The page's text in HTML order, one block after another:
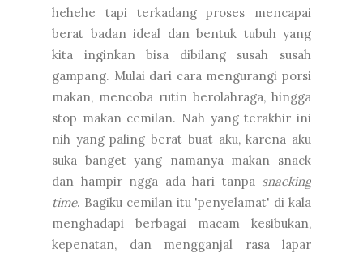
hehehe tapi terkadang proses mencapai
berat badan ideal dan bentuk tubuh yang
kita inginkan bisa dibilang susah susah
gampang. Mulai dari cara mengurangi porsi
makan, mencoba rutin berolahraga, hingga
stop makan cemilan. Nah yang terakhir ini
nih yang paling berat buat aku, karena aku
suka banget yang namanya makan snack
dan hampir ngga ada hari tanpa snacking
time. Bagiku cemilan itu 'penyelamat' di kala
menghadapi berbagai macam kesibukan,
kepenatan, dan mengganjal rasa lapar